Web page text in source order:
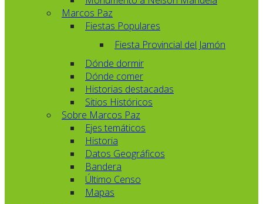
Marcos Paz
Fiestas Populares
Fiesta Provincial del Jamón
Dónde dormir
Dónde comer
Historias destacadas
Sitios Históricos
Sobre Marcos Paz
Ejes temáticos
Historia
Datos Geográficos
Bandera
Último Censo
Mapas